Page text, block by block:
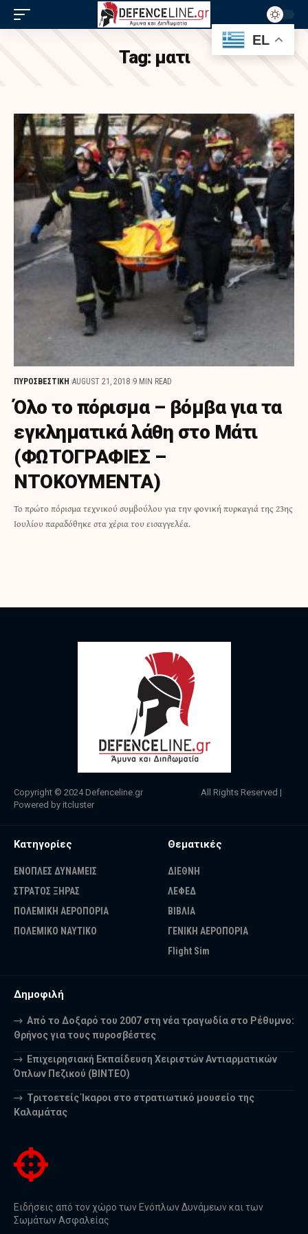
Tag: ματι
ΠΥΡΟΣΒΕΣΤΙΚΗ AUGUST 21, 2018 9 MIN READ
Όλο το πόρισμα – βόμβα για τα
εγκληματικά λάθη στο Μάτι
(ΦΩΤΟΓΡΑΦΙΕΣ –
ΝΤΟΚΟΥΜΕΝΤΑ)
Το πρώτο πόρισμα τεχνικού συμβούλου για την φονική πυρκαγιά της 23ης
Ιουλίου παραδόθηκε στα χέρια του εισαγγελέα.
Copyright © 2024 Defenceline.gr All Rights Reserved |
Powered by itcluster
Κατηγορίες
ΕΝΟΠΛΕΣ ΔΥΝΑΜΕΙΣ
ΣΤΡΑΤΟΣ ΞΗΡΑΣ
ΠΟΛΕΜΙΚΗ ΑΕΡΟΠΟΡΙΑ
ΠΟΛΕΜΙΚΟ ΝΑΥΤΙΚΟ
Θεματικές
ΔΙΕΘΝΗ
ΛΕΦΕΔ
ΒΙΒΛΙΑ
ΓΕΝΙΚΗ ΑΕΡΟΠΟΡΙΑ
Flight Sim
Δημοφιλή
Από το Δοξαρό του 2007 στη νέα τραγωδία στο Ρέθυμνο:
Θρήνος για τους πυροσβέστες
Επιχειρησιακή Εκπαίδευση Χειριστών Αντιαρματικών
Όπλων Πεζικού (ΒΙΝΤΕΟ)
Τριτοετείς Ίκαροι στο στρατιωτικό μουσείο της
Καλαμάτας
Ειδήσεις από τον χώρο των Ενόπλων Δυνάμεων και των
Σωμάτων Ασφαλείας
EL